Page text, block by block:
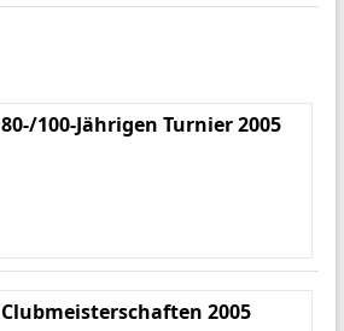
80-/100-Jährigen Turnier 2005
Clubmeisterschaften 2005